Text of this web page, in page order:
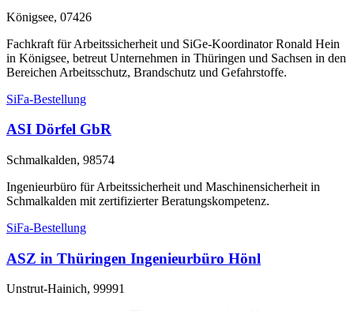
Königsee, 07426
Fachkraft für Arbeitssicherheit und SiGe-Koordinator Ronald Hein
in Königsee, betreut Unternehmen in Thüringen und Sachsen in den
Bereichen Arbeitsschutz, Brandschutz und Gefahrstoffe.
SiFa-Bestellung
ASI Dörfel GbR
Schmalkalden, 98574
Ingenieurbüro für Arbeitssicherheit und Maschinensicherheit in
Schmalkalden mit zertifizierter Beratungskompetenz.
SiFa-Bestellung
ASZ in Thüringen Ingenieurbüro Hönl
Unstrut-Hainich, 99991